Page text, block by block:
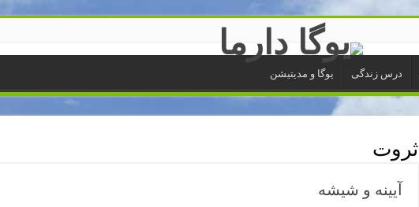
درس زندگی یوگا و مدیتیشن
ثروت
آیینه و شیشه